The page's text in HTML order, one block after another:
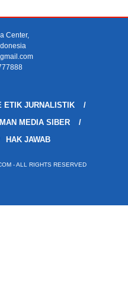
Center,
ETIK JURNALISTIK
MEDIA SIBER
HAK JAWAB
- ALL RIGHTS RESERVED